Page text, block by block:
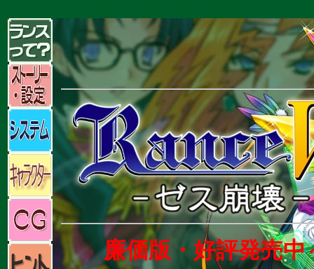
廉価版・好評発売中